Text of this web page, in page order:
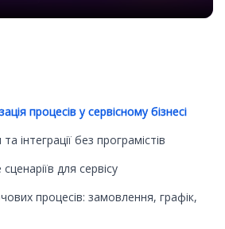
процесів у сервісному бізнесі
інтеграції без програмістів
для сервісу
процесів: замовлення, графік,